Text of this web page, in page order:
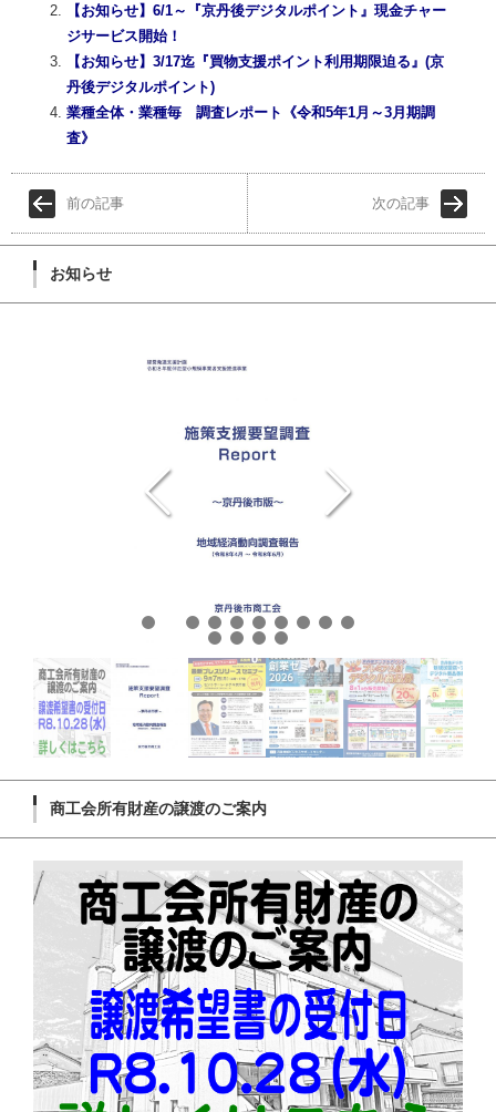
【お知らせ】6/1～『京丹後デジタルポイント』現金チャー
ジサービス開始！
【お知らせ】3/17迄『買物支援ポイント利用期限迫る』(京
丹後デジタルポイント)
業種全体・業種毎 調査レポート《令和5年1月～3月期調
査》
前の記事 次の記事
お知らせ
商工会所有財産の譲渡のご案内